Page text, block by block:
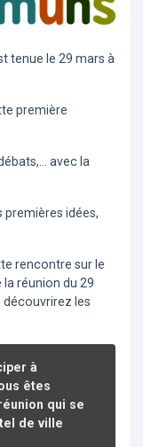
tenue le 29 mars à
première
avec la
premières idées,
rencontre sur le
la réunion du 29
découvrirez les
à
êtes
qui se
de ville